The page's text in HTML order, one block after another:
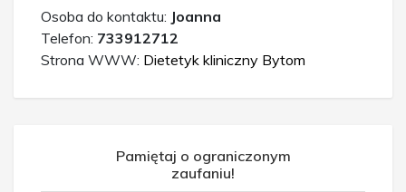
Osoba do kontaktu: Joanna
Telefon: 733912712
Strona WWW: Dietetyk kliniczny Bytom
Pamiętaj o ograniczonym
zaufaniu!